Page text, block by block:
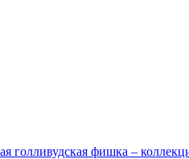
голливудская фишка –